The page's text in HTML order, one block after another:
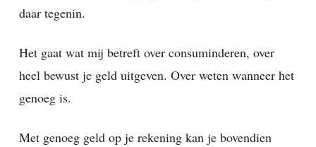
daar tegenin.
Het gaat wat mij betreft over consuminderen, over
heel bewust je geld uitgeven. Over weten wanneer het
genoeg is.
Met genoeg geld op je rekening kan je bovendien